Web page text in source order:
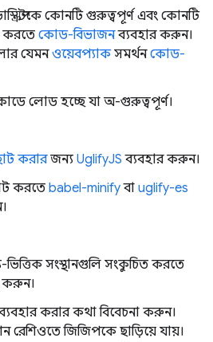
কোনটি গুরুত্বপূর্ণ এবং কোনটি
করতে কোড-বিভাজনব্যবহার করুন।
যেমনওয়েবপ্যাকসমর্থনকোড-
লোড হচ্ছে যা অ-গুরুত্বপূর্ণ।
করারজন্য UglifyJS ব্যবহার করুন।
করতে babel-minifyবা uglify-es
ভিত্তিক সংস্থানগুলি সংকুচিত করতে
করুন।
করার কথা বিবেচনা করুন।
রেশিওতে জিজিপকে ছাড়িয়ে যায়।